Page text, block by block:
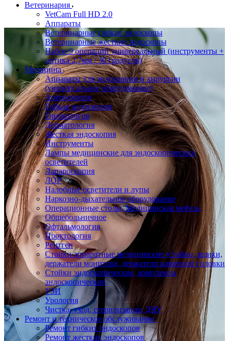
Ветеринария
VetCam Full HD 2.0
Аппараты
Ветеринарные гибкие эндоскопы
Ветеринарные жесткие эндоскопы
Набор 9 операций универсальный (инструменты +
оптика 2,7мм / 30 градусов)
Медицина
Аппараты для эндоскопии и хирургии
(универсальное оборудование)
Артроскопия
Гибкая эндоскопия
Гинекология
Дерматология
Жесткая эндоскопия
Инструменты
Лампы медицинские для эндоскопических
осветителей
Лапароскопия
ЛОР
Налобные осветители и лупы
Наркозно-дыхательное оборудование
Операционные столы, Медицинская мебель,
Общебольничное
Офтальмология
Проктология
Рентген
Стойки аппаратные медицинские (стойки, ящики,
держатели монитора, держатели камерной головки
Стойки эндоскопические, комплексы
эндоскопические
УЗИ
Урология
Чистка, уход, стерилизация, ДВУ
Ремонт и техническое обслуживание
Ремонт гибких эндоскопов
Ремонт жестких эндоскопов